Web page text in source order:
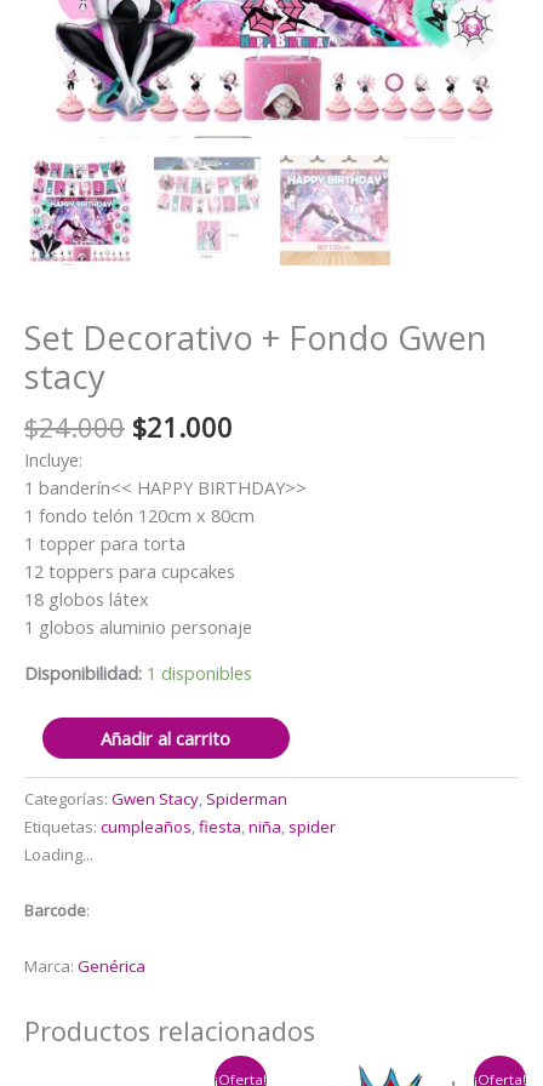
Set Decorativo + Fondo Gwen
stacy
$24.000 El
original
era:
$24.000.
$21.000
actual
es:
Incluye:
1 banderín<< HAPPY BIRTHDAY>>
1 fondo telón 120cm x 80cm
1 topper para torta
12 toppers para cupcakes
18 globos látex
1 globos aluminio personaje
Disponibilidad: 1 disponibles
Set
Decorativo
+
Fondo
Gwen
cantidad
Añadir al carrito
Categorías: Gwen Stacy, Spiderman
Etiquetas: cumpleaños,fiesta,niña, spider
Loading...
Barcode:
Marca: Genérica
Productos relacionados
¡Oferta! ¡Oferta!